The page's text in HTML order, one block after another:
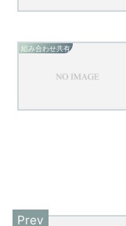
組み合わせ共有